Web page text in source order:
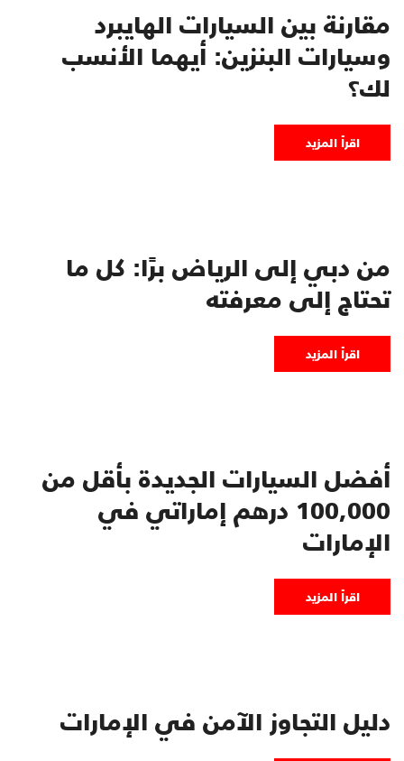
مقارنة بين السيارات الهايبرد
وسيارات البنزين: أيهما الأنسب
لك؟
اقرأ المزيد
من دبي إلى الرياض برًا: كل ما
تحتاج إلى معرفته
اقرأ المزيد
أفضل السيارات الجديدة بأقل من
100,000 درهم إماراتي في
الإمارات
اقرأ المزيد
دليل التجاوز الآمن في الإمارات